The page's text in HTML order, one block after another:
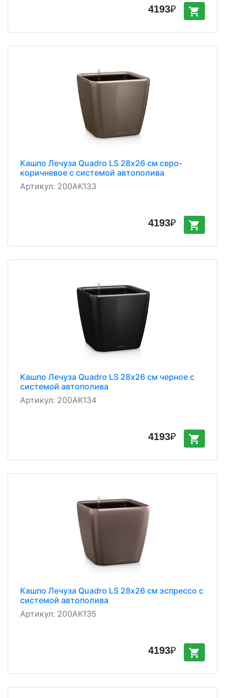
4193₽ shopping_cart
Кашпо Лечуза Quadro LS 28х26 см серо-
коричневое с системой автополива
Артикул: 200AK133
4193₽ shopping_cart
Кашпо Лечуза Quadro LS 28х26 см черное с
системой автополива
Артикул: 200AK134
4193₽ shopping_cart
Кашпо Лечуза Quadro LS 28х26 см эспрессо с
системой автополива
Артикул: 200AK135
4193₽ shopping_cart